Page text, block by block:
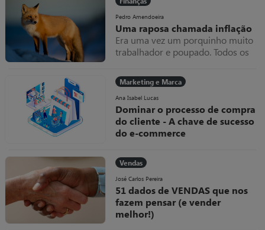
Pedro Amendoeira
Uma raposa chamada inflação
Era uma vez um porquinho muito
trabalhador e poupado. Todos os
ganhava dentro do seu colchão,
que cada vez ficava mais grosso.
Uma raposa chamada inflação
Marketing e Marca
Ana Isabel Lucas
Dominar o processo de compra
do cliente - A chave de sucesso
do e-commerce
“se não domino a bola, como posso
marcar golos?”. Esta metáfora
deveria ser uma linha de
orientação em tudo o que se
faz.arcas.
Vendas
José Carlos Pereira
51 dados de VENDAS que nos
fazem pensar (e vender
melhor!)